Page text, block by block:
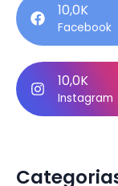
10,0K
Facebook
10,0K
Instagram